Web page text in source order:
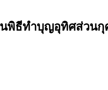
พิธีทำบุญอุทิศส่วนกุ